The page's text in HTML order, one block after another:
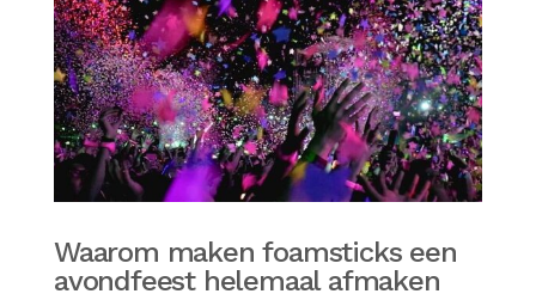
Waarom maken foamsticks een
avondfeest helemaal afmaken